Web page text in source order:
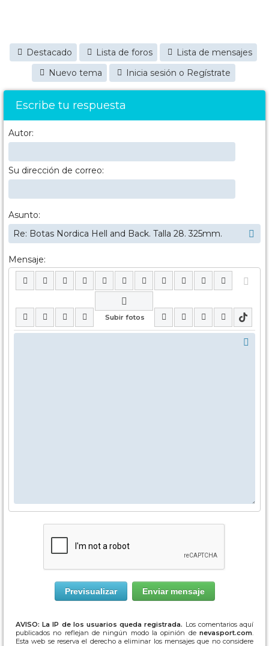
Destacado Lista de foros
Lista de mensajes
Nuevo tema
Inicia sesión o Regístrate
Escribe tu respuesta
Autor:
Su dirección de correo:
Asunto:
Mensaje:
AVISO: La IP de los usuarios queda registrada. Los comentarios aquí
publicados no reflejan de ningún modo la opinión de nevasport.com
Esta web se reserva el derecho a eliminar los mensajes que no considere